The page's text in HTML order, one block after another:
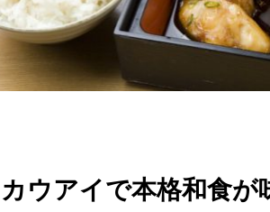
カウアイで本格和食が